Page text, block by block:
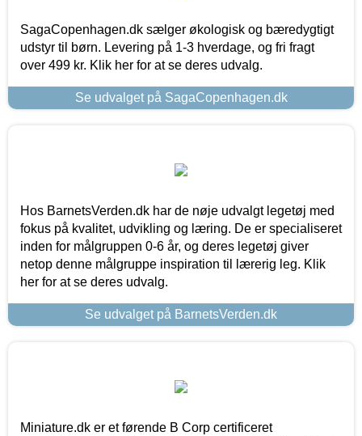
SagaCopenhagen.dk sælger økologisk og bæredygtigt
udstyr til børn. Levering på 1-3 hverdage, og fri fragt
over 499 kr. Klik her for at se deres udvalg.
Se udvalget på SagaCopenhagen.dk
Hos BarnetsVerden.dk har de nøje udvalgt legetøj med
fokus på kvalitet, udvikling og læring. De er specialiseret
inden for målgruppen 0-6 år, og deres legetøj giver
netop denne målgruppe inspiration til lærerig leg. Klik
her for at se deres udvalg.
Se udvalget på BarnetsVerden.dk
Miniature.dk er et førende B Corp certificeret